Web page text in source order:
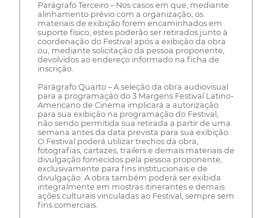
Parágrafo Terceiro – Nos casos em que, mediante
alinhamento prévio com a organização, os
materiais de exibição forem encaminhados em
suporte físico, estes poderão ser retirados junto à
coordenação do Festival após a exibição da obra
ou, mediante solicitação da pessoa proponente,
devolvidos ao endereço informado na ficha de
inscrição.
Parágrafo Quarto – A seleção da obra audiovisual
para a programação do 3 Margens Festival Latino-
Americano de Cinema implicará a autorização
para sua exibição na programação do Festival,
não sendo permitida sua retirada a partir de uma
semana antes da data prevista para sua exibição.
O Festival poderá utilizar trechos da obra,
fotografias, cartazes, trailers e demais materiais de
divulgação fornecidos pela pessoa proponente,
exclusivamente para fins institucionais e de
divulgação. A obra também poderá ser exibida
integralmente em mostras itinerantes e demais
ações culturais vinculadas ao Festival, sempre sem
fins comerciais.